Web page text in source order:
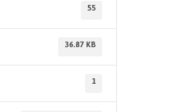
55
36.87 KB
1